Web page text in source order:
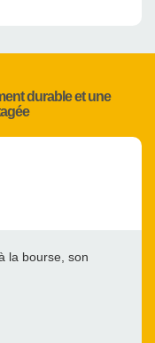
durable et une
la bourse, son